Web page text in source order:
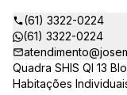
(61) 3322-0224
(61) 3322-0224
Quadra SHIS QI 13
Habitações